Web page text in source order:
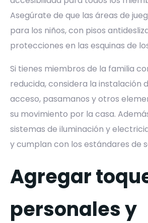
Asegúrate de que las áreas de
para los niños, con pisos
protecciones en las esquinas de
Si tienes miembros de la familia
reducida, considera la instalación
acceso, pasamanos y otros
su movimiento por la casa.
sistemas de iluminación y
y cumplan con los estándares de
Agregar
personales y